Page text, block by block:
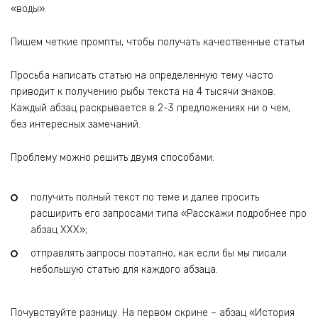
«воды».
Пишем четкие промпты, чтобы получать качественные статьи
Просьба написать статью на определенную тему часто
приводит к получению рыбы текста на 4 тысячи знаков.
Каждый абзац раскрывается в 2-3 предложениях ни о чем,
без интересных замечаний.
Проблему можно решить двумя способами:
получить полный текст по теме и далее просить
расширить его запросами типа «Расскажи подробнее про
абзац ХХХ»;
отправлять запросы поэтапно, как если бы мы писали
небольшую статью для каждого абзаца.
Почувствуйте разницу. На первом скрине – абзац «История